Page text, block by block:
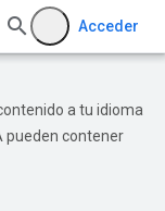
Acceder
a tu idioma
pueden contener